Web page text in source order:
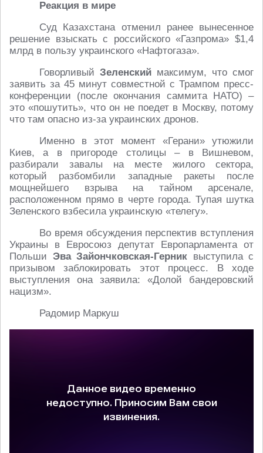
Реакция в мире
Суд Казахстана отменил ранее вынесенное
решение взыскать с российского «Газпрома» $1,4
млрд в пользу украинского «Нафтогаза».
Говорливый Зеленский максимум, что смог
заявить за 45 минут совместной с Трампом пресс-
конференции (после окончания саммита НАТО) –
это «пошутить», что он не поедет в Москву, потому
что там опасно из-за украинских дронов.
Именно в этот момент «Герани» утюжили
Киев, а в пригороде столицы – в Вишневом,
разбирали завалы на месте жилого сектора,
который разбомбили западные ракеты после
мощнейшего взрыва на тайном арсенале,
расположенном прямо в черте города. Тупая шутка
Зеленского взбесила украинскую «телегу».
Во время обсуждения перспектив вступления
Украины в Евросоюз депутат Европарламента от
Польши Эва Зайончковская-Герник выступила с
призывом заблокировать этот процесс. В ходе
выступления она заявила: «Долой бандеровский
нацизм».
Радомир Маркуш